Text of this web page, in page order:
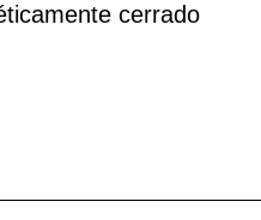
cerrado